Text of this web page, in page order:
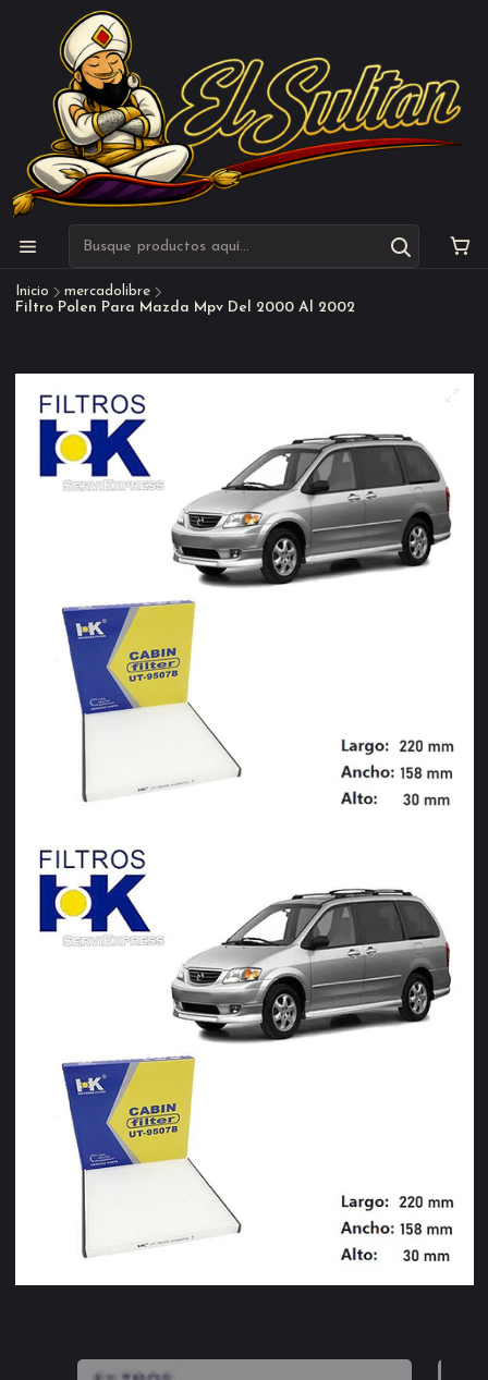
Inicio
mercadolibre
Filtro Polen Para Mazda Mpv Del 2000 Al 2002